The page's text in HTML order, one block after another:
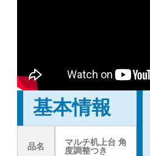
基本情報
品名
マルチ机上台 角
度調整つき